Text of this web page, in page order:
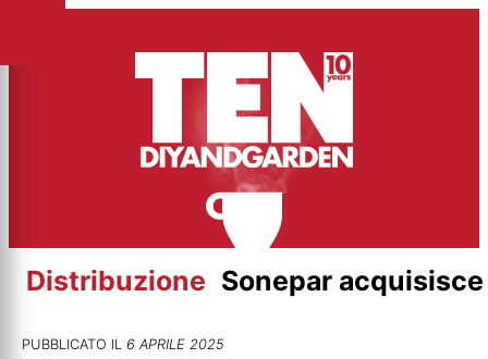
contenuto
Distribuzione Sonepar
PUBBLICATO IL 6 APRILE 2025